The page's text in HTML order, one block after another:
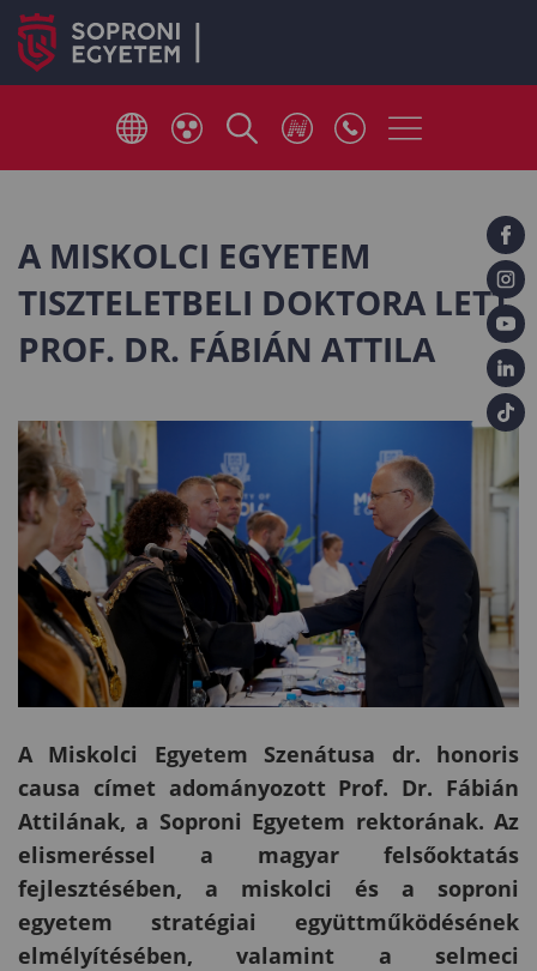
A MISKOLCI EGYETEM
TISZTELETBELI DOKTORA LETT
PROF. DR. FÁBIÁN ATTILA
A Miskolci Egyetem Szenátusa dr. honoris
causa címet adományozott Prof. Dr. Fábián
Attilának, a Soproni Egyetem rektorának. Az
elismeréssel a magyar felsőoktatás
fejlesztésében, a miskolci és a soproni
egyetem stratégiai együttműködésének
elmélyítésében, valamint a selmeci